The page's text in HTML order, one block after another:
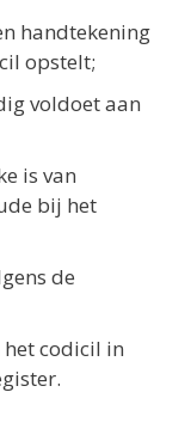
handtekening
opstelt;
voldoet aan
is van
bij het
de
het codicil in